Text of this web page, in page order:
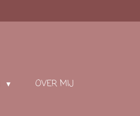
OVER MIJ